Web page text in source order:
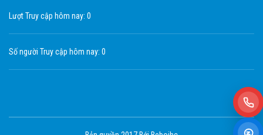
Lượt Truy cập hôm nay: 0
Số người Truy cập hôm nay: 0